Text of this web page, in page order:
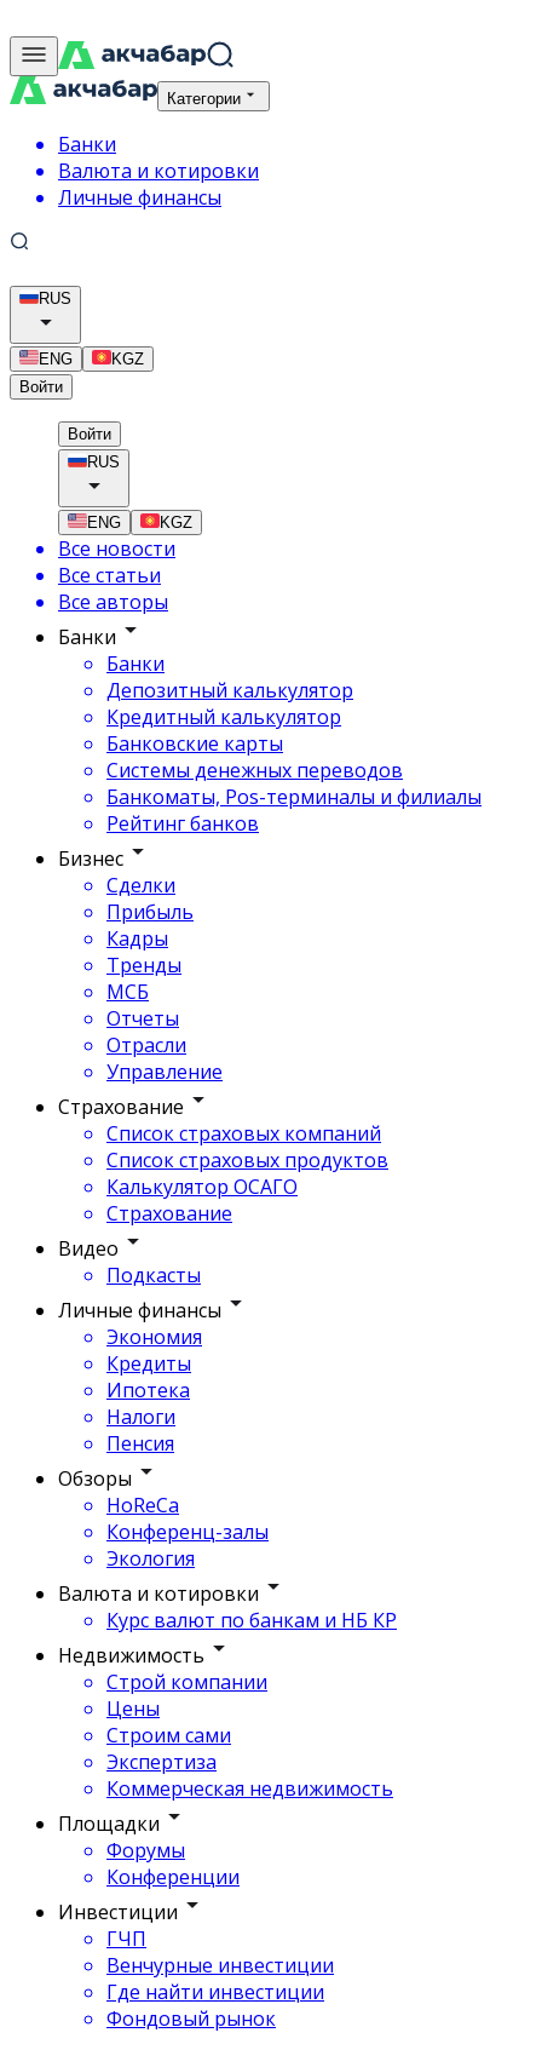
Категории
Банки
Валюта и котировки
Личные финансы
RUS
ENG
KGZ
Войти
Войти
RUS
ENG KGZ
Все новости
Все статьи
Все авторы
Банки
Банки
Депозитный калькулятор
Кредитный калькулятор
Банковские карты
Системы денежных переводов
Банкоматы, Pos-терминалы и филиалы
Рейтинг банков
Бизнес
Сделки
Прибыль
Кадры
Тренды
МСБ
Отчеты
Отрасли
Управление
Страхование
Список страховых компаний
Список страховых продуктов
Калькулятор ОСАГО
Страхование
Видео
Подкасты
Личные финансы
Экономия
Кредиты
Ипотека
Налоги
Пенсия
Обзоры
HoReCa
Конференц-залы
Экология
Валюта и котировки
Курс валют по банкам и НБ КР
Недвижимость
Строй компании
Цены
Строим сами
Экспертиза
Коммерческая недвижимость
Площадки
Форумы
Конференции
Инвестиции
ГЧП
Венчурные инвестиции
Где найти инвестиции
Фондовый рынок